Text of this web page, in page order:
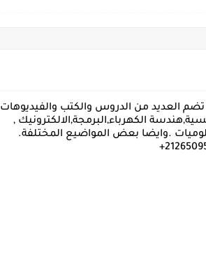
تضم العديد من الدروس والكتب والفيديوهات
الكهرباء,البرمجة,الالكترونيك ,
.وايضا بعض المواضيع المختلفة.